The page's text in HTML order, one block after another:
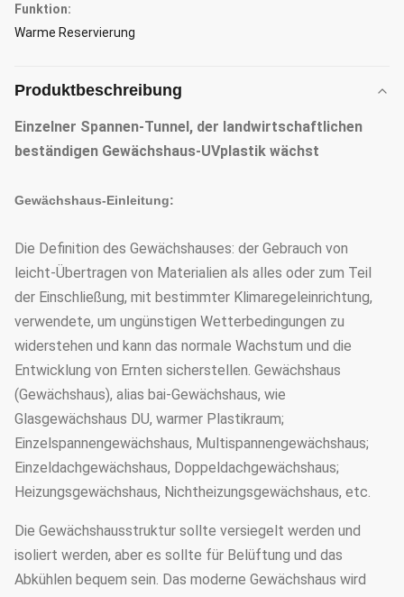
Funktion:
Warme Reservierung
Produktbeschreibung
Einzelner Spannen-Tunnel, der landwirtschaftlichen
beständigen Gewächshaus-UVplastik wächst
Gewächshaus-Einleitung:
Die Definition des Gewächshauses: der Gebrauch von
leicht-Übertragen von Materialien als alles oder zum Teil
der Einschließung, mit bestimmter Klimaregeleinrichtung,
verwendete, um ungünstigen Wetterbedingungen zu
widerstehen und kann das normale Wachstum und die
Entwicklung von Ernten sicherstellen. Gewächshaus
(Gewächshaus), alias bai-Gewächshaus, wie
Glasgewächshaus DU, warmer Plastikraum;
Einzelspannengewächshaus, Multispannengewächshaus;
Einzeldachgewächshaus, Doppeldachgewächshaus;
Heizungsgewächshaus, Nichtheizungsgewächshaus, etc.
Die Gewächshausstruktur sollte versiegelt werden und
isoliert werden, aber es sollte für Belüftung und das
Abkühlen bequem sein. Das moderne Gewächshaus wird